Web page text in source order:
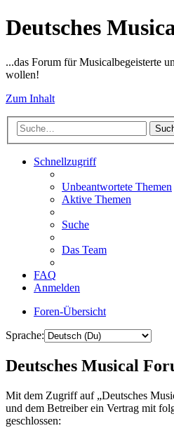
Deutsches
...das Forum für Musicalbegeisterte
wollen!
Zum Inhalt
Schnellzugriff
Unbeantwortete Themen
Aktive Themen
Suche
Das Team
FAQ
Anmelden
Foren-Übersicht
Sprache:
Deutsches Musical
Mit dem Zugriff auf „Deutsches
und dem Betreiber ein Vertrag mit
geschlossen: